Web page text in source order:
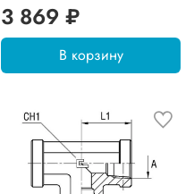
3 869 ₽
В корзину